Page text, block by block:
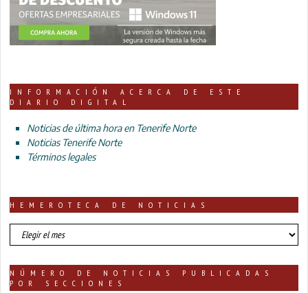
INFORMACIÓN ACERCA DE ESTE
DIARIO DIGITAL
Noticias de última hora en Tenerife Norte
Noticias Tenerife Norte
Términos legales
HEMEROTECA DE NOTICIAS
HEMEROTECA
DE
NÚMERO DE NOTICIAS PUBLICADAS
POR SECCIONES